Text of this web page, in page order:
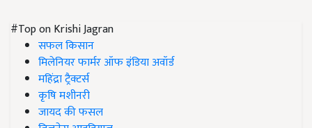
#Top on Krishi Jagran
सफल किसान
मिलेनियर फार्मर ऑफ इंडिया अवॉर्ड
महिंद्रा ट्रैक्टर्स
कृषि मशीनरी
जायद की फसल